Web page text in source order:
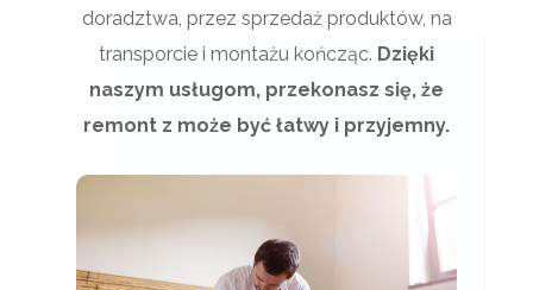
doradztwa, przez sprzedaż produktów, na
transporcie i montażu kończąc. Dzięki
naszym usługom, przekonasz się, że
remont z może być łatwy i przyjemny.